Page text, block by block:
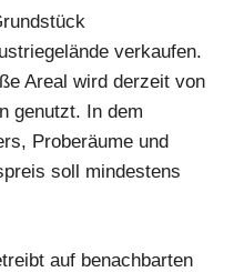
verkaufen.
Areal wird derzeit von
genutzt. In dem
Proberäume und
soll mindestens
auf benachbarten